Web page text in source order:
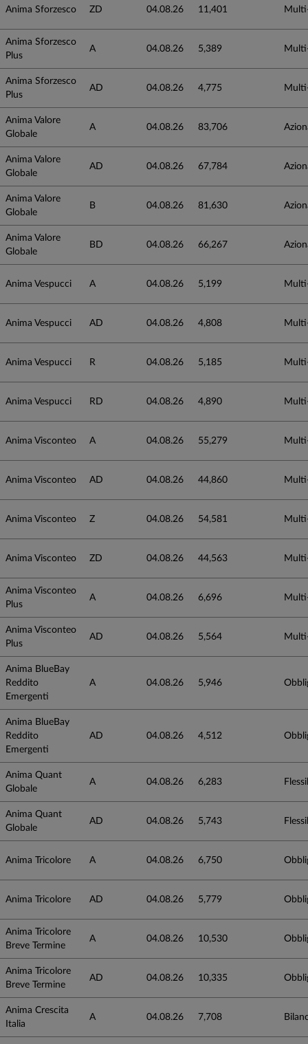
Anima Sforzesco ZD 04.08.26 11,401
Anima Sforzesco
Plus
A 04.08.26 5,389
Anima Sforzesco
Plus
AD 04.08.26 4,775
Anima Valore
Globale
A 04.08.26 83,706
Anima Valore
Globale
AD 04.08.26 67,784
Anima Valore
Globale
B 04.08.26 81,630
Anima Valore
Globale
BD 04.08.26 66,267
Anima Vespucci A 04.08.26 5,199
Anima Vespucci AD 04.08.26 4,808
Anima Vespucci R 04.08.26 5,185
Anima Vespucci RD 04.08.26 4,890
Anima Visconteo A 04.08.26 55,279
Anima Visconteo AD 04.08.26 44,860
Anima Visconteo Z 04.08.26 54,581
Anima Visconteo ZD 04.08.26 44,563
Anima Visconteo
Plus
A 04.08.26 6,696
Anima Visconteo
Plus
AD 04.08.26 5,564
Anima BlueBay
Reddito
Emergenti
A 04.08.26 5,946
Anima BlueBay
Reddito
Emergenti
AD 04.08.26 4,512
Anima Quant
Globale
A 04.08.26 6,283
Anima Quant
Globale
AD 04.08.26 5,743
Anima Tricolore A 04.08.26 6,750
Anima Tricolore AD 04.08.26 5,779
Anima Tricolore
Breve Termine
A 04.08.26 10,530
Anima Tricolore
Breve Termine
AD 04.08.26 10,335
Anima Crescita
Italia
A 04.08.26 7,708